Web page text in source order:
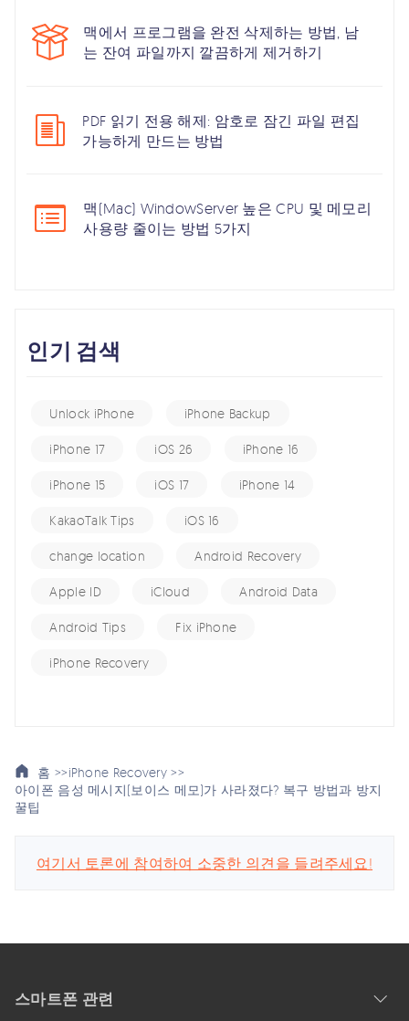
맥에서 프로그램을 완전 삭제하는 방법, 남
는 잔여 파일까지 깔끔하게 제거하기
PDF 읽기 전용 해제: 암호로 잠긴 파일 편집
가능하게 만드는 방법
맥(Mac) WindowServer 높은 CPU 및 메모리
사용량 줄이는 방법 5가지
인기 검색
Unlock iPhone iPhone Backup
iPhone 17 iOS 26 iPhone 16
iPhone 15 iOS 17 iPhone 14
KakaoTalk Tips iOS 16
change location Android Recovery
Apple ID iCloud Android Data
Android Tips Fix iPhone
iPhone Recovery
홈 >>iPhone Recovery >>
아이폰 음성 메시지(보이스 메모)가 사라졌다? 복구 방법과 방지
꿀팁
여기서 토론에 참여하여 소중한 의견을 들려주세요!
스마트폰 관련